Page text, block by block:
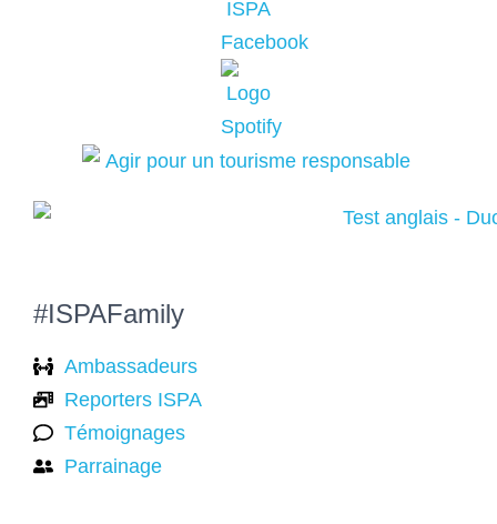
#ISPAFamily
Ambassadeurs
Reporters ISPA
Témoignages
Parrainage